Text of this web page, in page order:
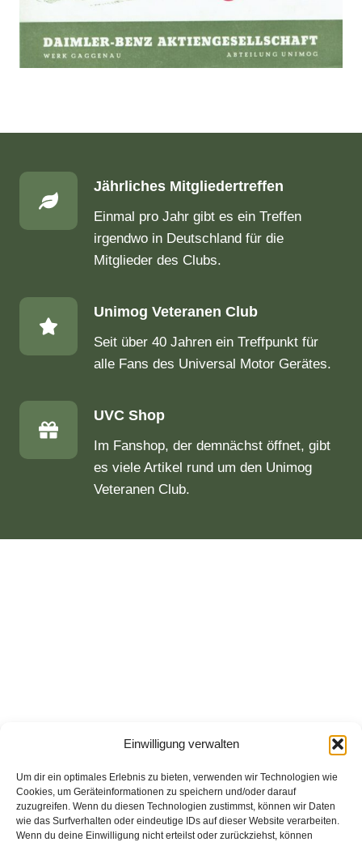
Einwilligung verwalten
Um dir ein optimales Erlebnis zu bieten, verwenden wir Technologien wie
Cookies, um Geräteinformationen zu speichern und/oder darauf
zuzugreifen. Wenn du diesen Technologien zustimmst, können wir Daten
wie das Surfverhalten oder eindeutige IDs auf dieser Website verarbeiten.
Wenn du deine Einwilligung nicht erteilst oder zurückziehst, können
Jährliches Mitgliedertreffen
Einmal pro Jahr gibt es ein Treffen
irgendwo in Deutschland für die
Mitglieder des Clubs.
Unimog Veteranen Club
Seit über 40 Jahren ein Treffpunkt für
alle Fans des Universal Motor Gerätes.
UVC Shop
Im Fanshop, der demnächst öffnet, gibt
es viele Artikel rund um den Unimog
Veteranen Club.